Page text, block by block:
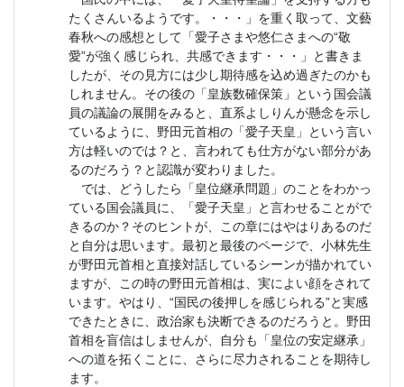
たくさんいるようです。・・・」を重く取って、文藝
春秋への感想として「愛子さまや悠仁さまへの“敬
愛”が強く感じられ、共感できます・・・」と書きま
したが、その見方には少し期待感を込め過ぎたのかも
しれません。その後の「皇族数確保策」という国会議
員の議論の展開をみると、直系よしりんが懸念を示し
ているように、野田元首相の「愛子天皇」という言い
方は軽いのでは？と、言われても仕方がない部分があ
るのだろう？と認識が変わりました。
では、どうしたら「皇位継承問題」のことをわかっ
ている国会議員に、「愛子天皇」と言わせることがで
きるのか？そのヒントが、この章にはやはりあるのだ
と自分は思います。最初と最後のページで、小林先生
が野田元首相と直接対話しているシーンが描かれてい
ますが、この時の野田元首相は、実によい顔をされて
います。やはり、“国民の後押しを感じられる”と実感
できたときに、政治家も決断できるのだろうと。野田
首相を盲信はしませんが、自分も「皇位の安定継承」
への道を拓くことに、さらに尽力されることを期待し
ます。